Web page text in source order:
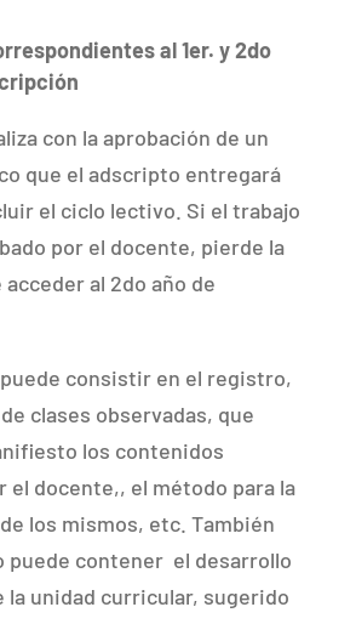
al 1er. y 2do
con la aprobación de un
que el adscripto entregará
el ciclo lectivo. Si el trabajo
por el docente, pierde la
al 2do año de
consistir en el registro,
clases observadas, que
los contenidos
el docente,, el método para la
los mismos, etc. También
puede contener el desarrollo
la unidad curricular, sugerido